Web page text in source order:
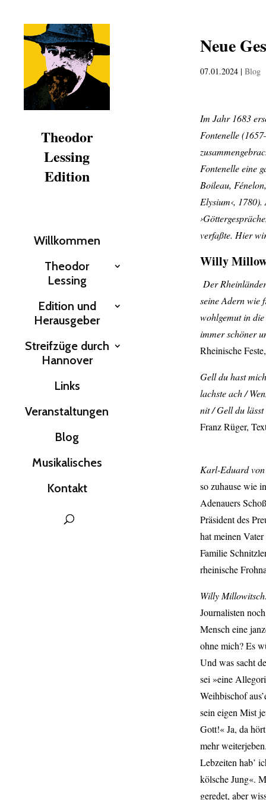
Theodor
Lessing
Edition
Willkommen
Theodor
Lessing
Edition und
Herausgeber
Streifzüge durch
Hannover
Links
Veranstaltungen
Blog
Musikalisches
Kontakt
Neue
07.01.2024| Blog
Im Jahr 1683
Fontenelle
Fontenelle eine
Boileau,
Elysium‹,
verfaßte. Hier
Willy
Der
seine Adern wie
wohlgemut in
immer schöner
Rheinische
Gell du hast
lachste ach /
nit / Gell du
Franz Rüger,
Karl-Eduard
so zuhause wie
Adenauers
Präsident des
hat meinen
Familie
rheinische
Willy
Journalisten
Mensch eine
ohne mich? Es
Und was sacht
sei »eine
Weihbischof
sein eigen Mist
Gott!« Ja, da
mehr
Lebzeiten hab’
kölsche Jung«.
geredet, aber